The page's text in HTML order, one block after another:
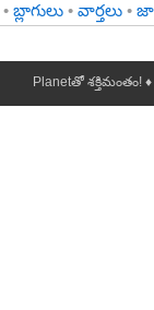
• బ్లాగులు • వార్తలు •
Planetతో శక్తిమంతం! ♦